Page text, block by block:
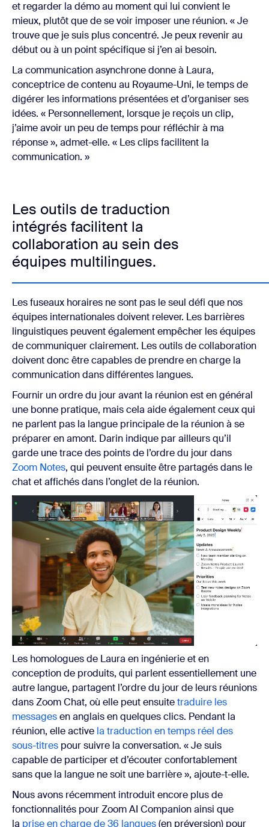
et regarder la démo au moment qui lui convient le
mieux, plutôt que de se voir imposer une réunion. « Je
trouve que je suis plus concentré. Je peux revenir au
début ou à un point spécifique si j’en ai besoin.
La communication asynchrone donne à Laura,
conceptrice de contenu au Royaume-Uni, le temps de
digérer les informations présentées et d’organiser ses
idées. « Personnellement, lorsque je reçois un clip,
j’aime avoir un peu de temps pour réfléchir à ma
réponse », admet-elle. « Les clips facilitent la
communication. »
Les outils de traduction
intégrés facilitent la
collaboration au sein des
équipes multilingues.
Les fuseaux horaires ne sont pas le seul défi que nos
équipes internationales doivent relever. Les barrières
linguistiques peuvent également empêcher les équipes
de communiquer clairement. Les outils de collaboration
doivent donc être capables de prendre en charge la
communication dans différentes langues.
Fournir un ordre du jour avant la réunion est en général
une bonne pratique, mais cela aide également ceux qui
ne parlent pas la langue principale de la réunion à se
préparer en amont. Darin indique par ailleurs qu’il
garde une trace des points de l’ordre du jour dans
Zoom Notes, qui peuvent ensuite être partagés dans le
chat et affichés dans l’onglet de la réunion.
Les homologues de Laura en ingénierie et en
conception de produits, qui parlent essentiellement une
autre langue, partagent l’ordre du jour de leurs réunions
dans Zoom Chat, où elle peut ensuitetraduire les
messagesen anglais en quelques clics. Pendant la
réunion, elle active la traduction en temps réel des
sous-titres pour suivre la conversation. « Je suis
capable de participer et d’écouter confortablement
sans que la langue ne soit une barrière », ajoute-t-elle.
Nous avons récemment introduit encore plus de
fonctionnalités pour Zoom AI Companion ainsi que
la prise en charge de 36 langues(en préversion) pour